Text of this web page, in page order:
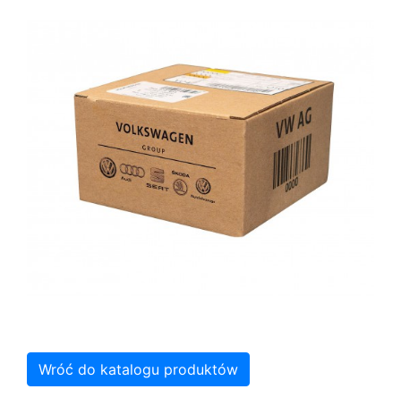
Wróć do katalogu produktów